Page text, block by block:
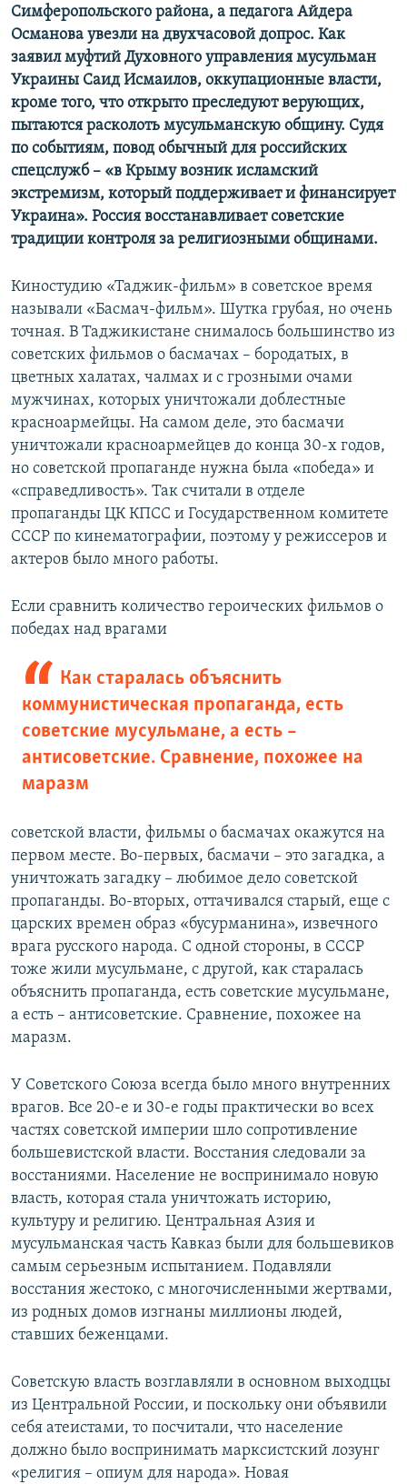
Симферопольского района, а педагога Айдера
Османова увезли на двухчасовой допрос. Как
заявил муфтий Духовного управления мусульман
Украины Саид Исмаилов, оккупационные власти,
кроме того, что открыто преследуют верующих,
пытаются расколоть мусульманскую общину. Судя
по событиям, повод обычный для российских
спецслужб – «в Крыму возник исламский
экстремизм, который поддерживает и финансирует
Украина». Россия восстанавливает советские
традиции контроля за религиозными общинами.
Киностудию «Таджик-фильм» в советское время
называли «Басмач-фильм». Шутка грубая, но очень
точная. В Таджикистане снималось большинство из
советских фильмов о басмачах – бородатых, в
цветных халатах, чалмах и с грозными очами
мужчинах, которых уничтожали доблестные
красноармейцы. На самом деле, это басмачи
уничтожали красноармейцев до конца 30-х годов,
но советской пропаганде нужна была «победа» и
«справедливость». Так считали в отделе
пропаганды ЦК КПСС и Государственном комитете
СССР по кинематографии, поэтому у режиссеров и
актеров было много работы.
Если сравнить количество героических фильмов о
победах над врагами
Как старалась объяснить
коммунистическая пропаганда, есть
советские мусульмане, а есть –
антисоветские. Сравнение, похожее на
маразм
советской власти, фильмы о басмачах окажутся на
первом месте. Во-первых, басмачи – это загадка, а
уничтожать загадку – любимое дело советской
пропаганды. Во-вторых, оттачивался старый, еще с
царских времен образ «бусурманина», извечного
врага русского народа. С одной стороны, в СССР
тоже жили мусульмане, с другой, как старалась
объяснить пропаганда, есть советские мусульмане,
а есть – антисоветские. Сравнение, похожее на
маразм.
У Советского Союза всегда было много внутренних
врагов. Все 20-е и 30-е годы практически во всех
частях советской империи шло сопротивление
большевистской власти. Восстания следовали за
восстаниями. Население не воспринимало новую
власть, которая стала уничтожать историю,
культуру и религию. Центральная Азия и
мусульманская часть Кавказ были для большевиков
самым серьезным испытанием. Подавляли
восстания жестоко, с многочисленными жертвами,
из родных домов изгнаны миллионы людей,
ставших беженцами.
Советскую власть возглавляли в основном выходцы
из Центральной России, и поскольку они объявили
себя атеистами, то посчитали, что население
должно было воспринимать марксистский лозунг
«религия – опиум для народа». Новая